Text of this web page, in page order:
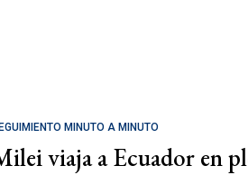
MINUTO A MINUTO
viaja a Ecuador en